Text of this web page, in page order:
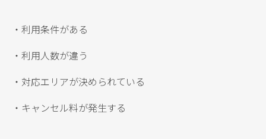
・利用条件がある
・利用人数が違う
・対応エリアが決められている
・キャンセル料が発生する